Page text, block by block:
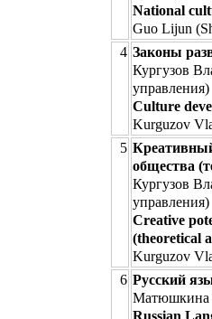
National
Guo Lijun
4 Законы
Кургузов
управления)
Сulture
Kurguzov
5
общества
Кургузов
управления)
Creative
(theoretical
Kurguzov
6 Русский
Матюшкина
Russian